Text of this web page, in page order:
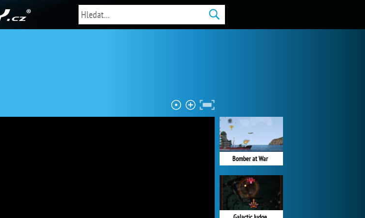
Bomber at War